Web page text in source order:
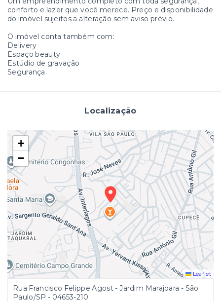
conforto e lazer que você merece. Preço e disponibilidade
do imóvel sujeitos a alteração sem aviso prévio.
O imóvel conta também com:
Delivery
Espaço beauty
Estúdio de gravação
Segurança
Localização
+
−
Leaflet
Rua Francisco Felippe Agost - Jardim Marajoara - São
Paulo/SP - 04653-210